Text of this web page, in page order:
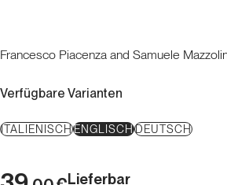
Francesco Piacenza and Samuele
Verfügbare Varianten
ITALIENISCHENGLISCHDEUTSCH
Lieferbar